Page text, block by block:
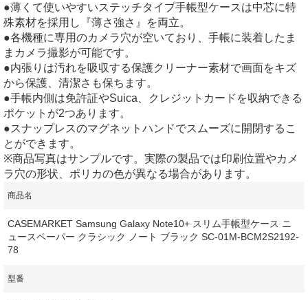
●薄くて使いやすいステッチタイプ手帳型ケースは中芯に特
殊素材を採用し『薄さ強さ』を両立。
●各機種に専用のカメラ穴が空いており、手帳に装着したま
まカメラ撮影が可能です。
●内張りは汚れを吸収する保護クリーナー素材で画面をキズ
から保護、清潔さも保ちます。
●手帳内側は免許証やSuica、クレジットカードを収納できる
ポケットが2つあります。
●スナップレスのマグネットハンドでスムーズに開閉するこ
とができます。
※商品写真はサンプルです。実際の製品では印刷位置やカメ
ラ穴の形状、ポリカの色が異なる場合があります。
商品名
CASEMARKET Samsung Galaxy Note10+ スリム手帳型ケース ニ
ュースペーパー クラシック ノート ブラック SC-01M-BCM2S2192-
78
型番